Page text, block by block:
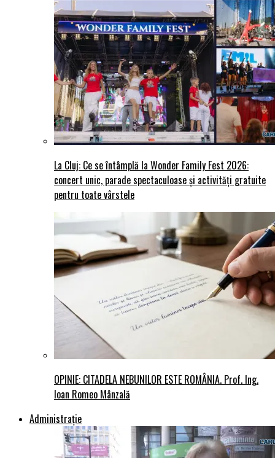
La Cluj: Ce se întâmplă la Wonder Family Fest 2026:
concert unic, parade spectaculoase și activități gratuite
pentru toate vârstele
OPINIE: CITADELA NEBUNILOR ESTE ROMÂNIA. Prof. Ing.
Ioan Romeo Mânzală
Administraţie